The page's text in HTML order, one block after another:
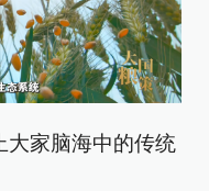
大家脑海中的传统